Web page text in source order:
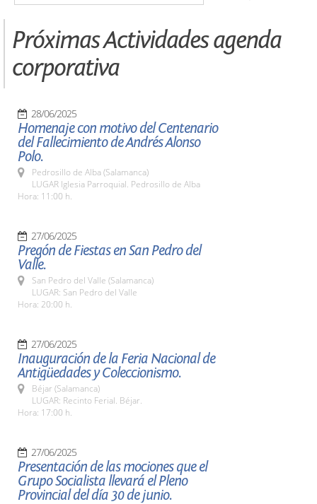
Próximas Actividades agenda
corporativa
28/06/2025
Homenaje con motivo del Centenario
del Fallecimiento de Andrés Alonso
Polo.
Pedrosillo de Alba (Salamanca)
LUGAR Iglesia Parroquial. Pedrosillo de Alba
Hora: 11:00 h.
27/06/2025
Pregón de Fiestas en San Pedro del
Valle.
San Pedro del Valle (Salamanca)
LUGAR: San Pedro del Valle
Hora: 20:00 h.
27/06/2025
Inauguración de la Feria Nacional de
Antigüedades y Coleccionismo.
Béjar (Salamanca)
LUGAR: Recinto Ferial. Béjar.
Hora: 17:00 h.
27/06/2025
Presentación de las mociones que el
Grupo Socialista llevará el Pleno
Provincial del día 30 de junio.